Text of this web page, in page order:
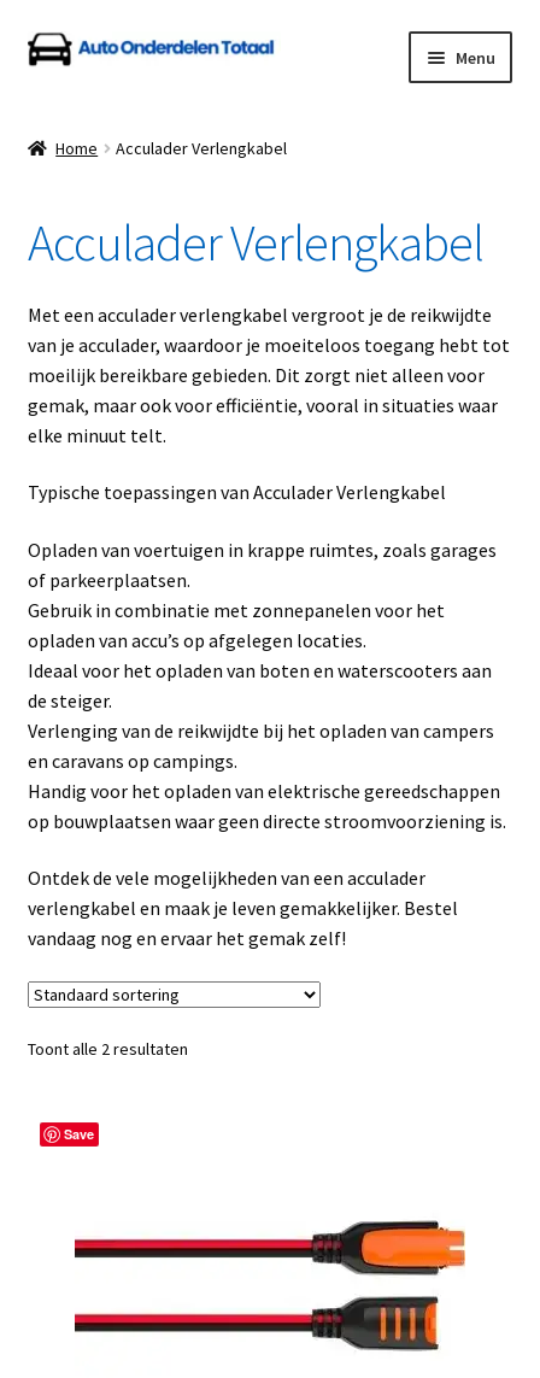
Ga
door
navigatie
Ga
naar
inhoud
Menu
Auto Onderdelen Shop
Betalen en Verzenden
Blog
Contact
Klantenservice
Linkpartners
Over Ons
Overzicht
Privacybeleid
Retourbeleid
Videos
Winkelwagen
Home Acculader Verlengkabel
Acculader Verlengkabel
Met een acculader verlengkabel vergroot je de reikwijdte
van je acculader, waardoor je moeiteloos toegang hebt tot
moeilijk bereikbare gebieden. Dit zorgt niet alleen voor
gemak, maar ook voor efficiëntie, vooral in situaties waar
elke minuut telt.
Typische toepassingen van Acculader Verlengkabel
Opladen van voertuigen in krappe ruimtes, zoals garages
of parkeerplaatsen.
Gebruik in combinatie met zonnepanelen voor het
opladen van accu’s op afgelegen locaties.
Ideaal voor het opladen van boten en waterscooters aan
de steiger.
Verlenging van de reikwijdte bij het opladen van campers
en caravans op campings.
Handig voor het opladen van elektrische gereedschappen
op bouwplaatsen waar geen directe stroomvoorziening is.
Ontdek de vele mogelijkheden van een acculader
verlengkabel en maak je leven gemakkelijker. Bestel
vandaag nog en ervaar het gemak zelf!
Toont alle 2 resultaten
Save